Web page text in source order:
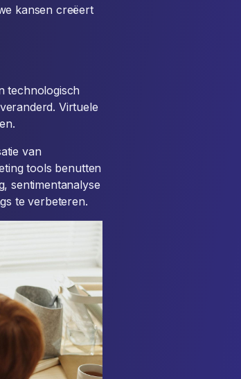
kansen creëert
technologisch
Virtuele
van
tools benutten
sentimentanalyse
te verbeteren.